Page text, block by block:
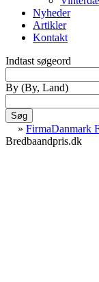
Nyheder
Artikler
Kontakt
Indtast søgeord
By (By, Land)
Søg
» FirmaDanmark
Bredbaandpris.dk